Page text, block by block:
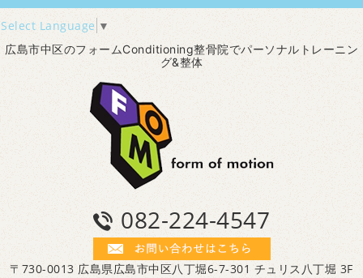
Select Language ▼
広島市中区のフォームConditioning整骨院でパーソナルトレーニン
グ&整体
082-224-4547
〒730-0013 広島県広島市中区八丁堀6-7-301 チュリス八丁堀 3F